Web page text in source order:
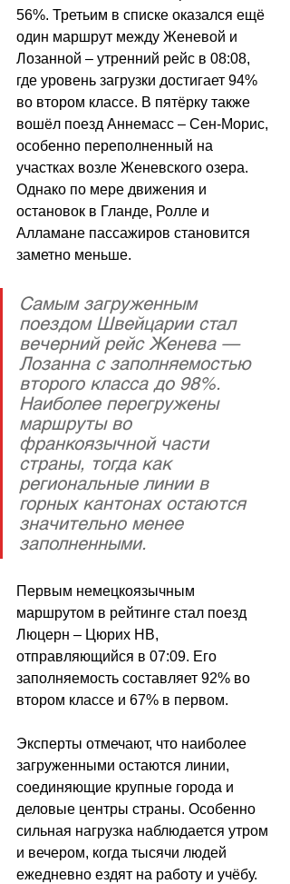
56%. Третьим в списке оказался ещё
один маршрут между Женевой и
Лозанной – утренний рейс в 08:08,
где уровень загрузки достигает 94%
во втором классе. В пятёрку также
вошёл поезд Аннемасс – Сен-Морис,
особенно переполненный на
участках возле Женевского озера.
Однако по мере движения и
остановок в Гланде, Ролле и
Алламане пассажиров становится
заметно меньше.
Самым загруженным
поездом Швейцарии стал
вечерний рейс Женева —
Лозанна с заполняемостью
второго класса до 98%.
Наиболее перегружены
маршруты во
франкоязычной части
страны, тогда как
региональные линии в
горных кантонах остаются
значительно менее
заполненными.
Первым немецкоязычным
маршрутом в рейтинге стал поезд
Люцерн – Цюрих HB,
отправляющийся в 07:09. Его
заполняемость составляет 92% во
втором классе и 67% в первом.
Эксперты отмечают, что наиболее
загруженными остаются линии,
соединяющие крупные города и
деловые центры страны. Особенно
сильная нагрузка наблюдается утром
и вечером, когда тысячи людей
ежедневно ездят на работу и учёбу.